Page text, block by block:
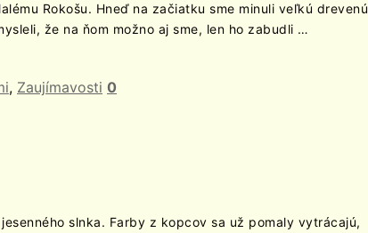
Rokošu. Hneď na začiatku sme minuli veľkú drevenú
že na ňom možno aj sme, len ho zabudli …
, Zaujímavosti 0
slnka. Farby z kopcov sa už pomaly vytrácajú,